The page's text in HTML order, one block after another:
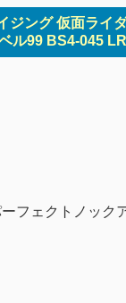
ング 仮面ライ
ル99 BS4-045 LR
フェクトノック